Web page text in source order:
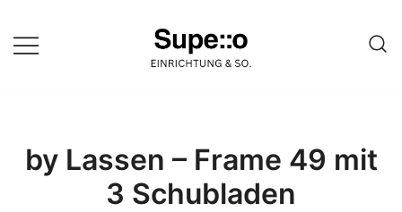
zum
Inhalt
einer Website
by Lassen – Frame 49 mit
3 Schubladen